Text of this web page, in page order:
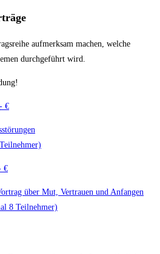
aufmerksam machen, welche
durchgeführt wird.
€
€
über Mut, Vertrauen und Anfangen
8 Teilnehmer)